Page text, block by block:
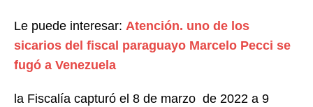
Le puede interesar: Atención. uno de los
sicarios del fiscal paraguayo Marcelo Pecci se
fugó a Venezuela
la Fiscalía capturó el 8 de marzo de 2022 a 9